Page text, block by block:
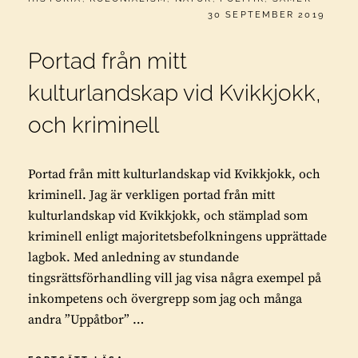
PUBLICERAT
30 SEPTEMBER 2019
Portad från mitt
kulturlandskap vid Kvikkjokk,
och kriminell
Portad från mitt kulturlandskap vid Kvikkjokk, och
kriminell. Jag är verkligen portad från mitt
kulturlandskap vid Kvikkjokk, och stämplad som
kriminell enligt majoritetsbefolkningens upprättade
lagbok. Med anledning av stundande
tingsrättsförhandling vill jag visa några exempel på
inkompetens och övergrepp som jag och många
andra ”Uppåtbor” …